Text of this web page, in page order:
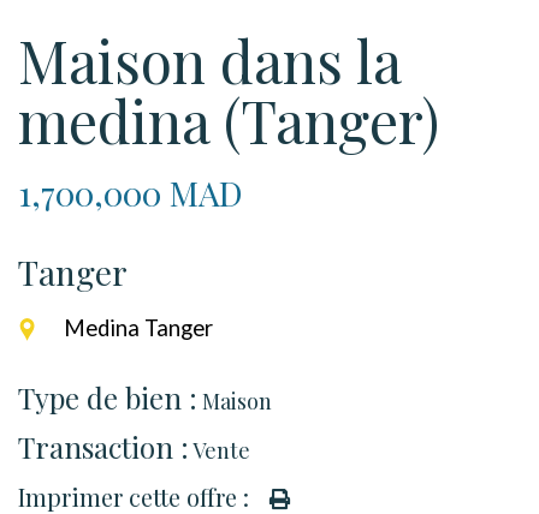
Maison dans la
medina (Tanger)
1,700,000 MAD
Tanger
Medina Tanger
Type de bien : Maison
Transaction : Vente
Imprimer cette offre :